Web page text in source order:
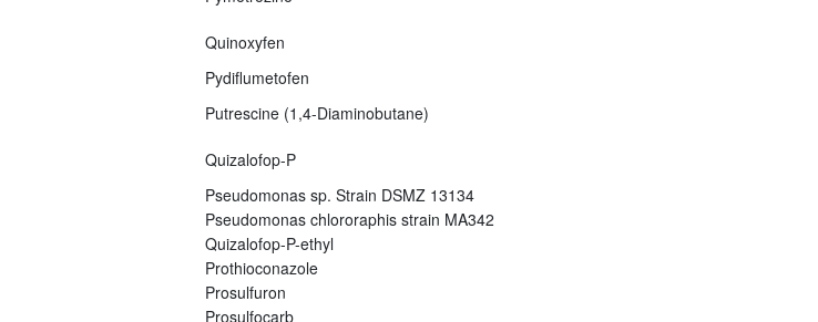
Quinoxyfen
Pydiflumetofen
Putrescine (1,4-Diaminobutane)
Quizalofop-P
Pseudomonas sp. Strain DSMZ 13134
Pseudomonas chlororaphis strain MA342
Quizalofop-P-ethyl
Prothioconazole
Prosulfuron
Prosulfocarb